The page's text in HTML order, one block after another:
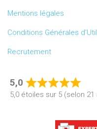
Mentions légales
Conditions Générales
Recrutement
5,0
Rated
5,0
of
5,0 étoiles sur 5 (selon 21